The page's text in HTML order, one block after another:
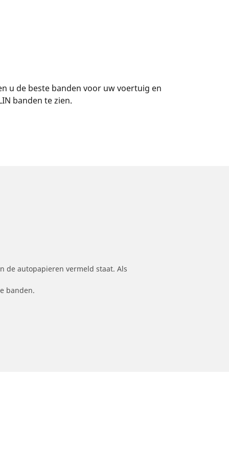
u de beste banden voor uw voertuig en
banden te zien.
de autopapieren vermeld staat. Als
banden.